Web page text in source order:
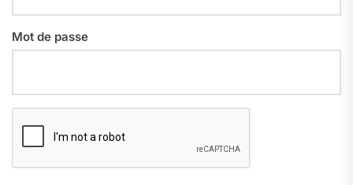
Mot de passe